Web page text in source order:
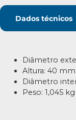
Dados técnicos
Diâmetro
Altura: 40 mm;
Diâmetro
Peso: 1,045 kg